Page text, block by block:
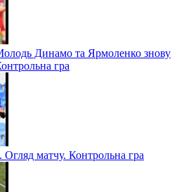
Динамо та Ярмоленко знову
гра
матчу. Контрольна гра